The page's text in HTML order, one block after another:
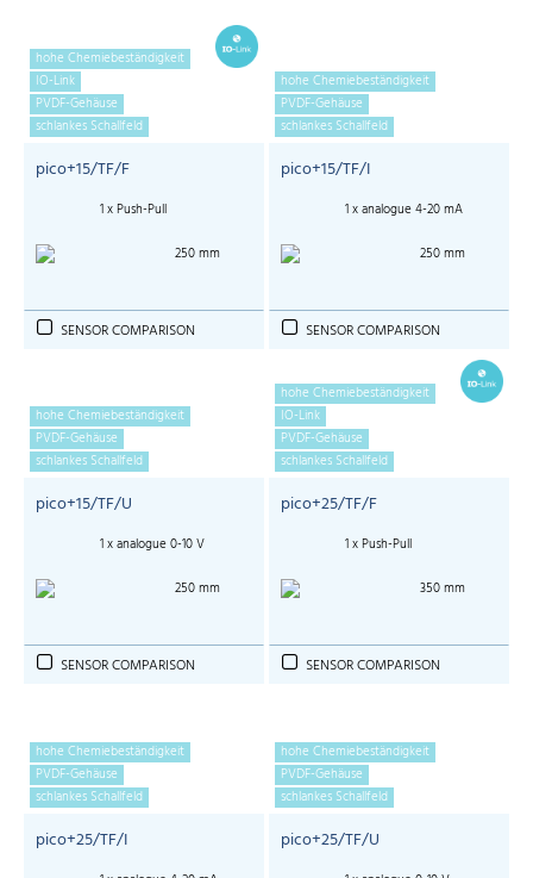
hohe Chemiebeständigkeit
IO-Link
PVDF-Gehäuse
schlankes Schallfeld
pico+15/TF/F
1 x Push-Pull
250 mm
SENSOR COMPARISON
hohe Chemiebeständigkeit
PVDF-Gehäuse
schlankes Schallfeld
pico+15/TF/I
1 x analogue 4-20 mA
250 mm
SENSOR COMPARISON
hohe Chemiebeständigkeit
PVDF-Gehäuse
schlankes Schallfeld
pico+15/TF/U
1 x analogue 0-10 V
250 mm
SENSOR COMPARISON
hohe Chemiebeständigkeit
IO-Link
PVDF-Gehäuse
schlankes Schallfeld
pico+25/TF/F
1 x Push-Pull
350 mm
SENSOR COMPARISON
hohe Chemiebeständigkeit
PVDF-Gehäuse
schlankes Schallfeld
pico+25/TF/I
hohe Chemiebeständigkeit
PVDF-Gehäuse
schlankes Schallfeld
pico+25/TF/U